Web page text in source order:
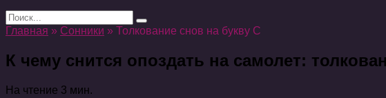
Search
for:
Главная » Сонники » Толкование снов на букву С
К чему снится опоздать на самолет:
На чтение 3 мин.